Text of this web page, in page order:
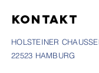
KONTAKT
HOLSTEINER
22523 HAMBURG